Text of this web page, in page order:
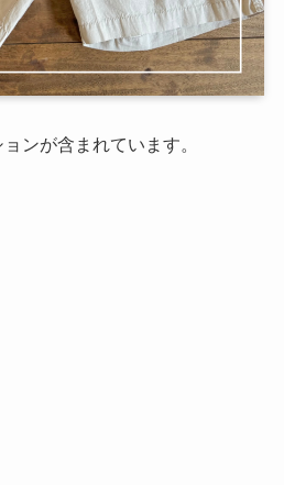
ンが含まれています。